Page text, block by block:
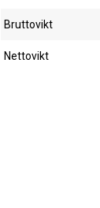
Bruttovikt
Nettovikt